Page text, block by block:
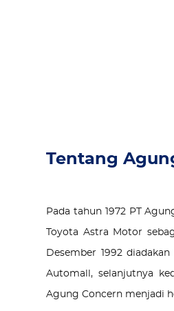
Tentang
Pada tahun 1972 PT
Toyota Astra Motor
Desember 1992
Automall, selanjutnya
Agung Concern menjadi